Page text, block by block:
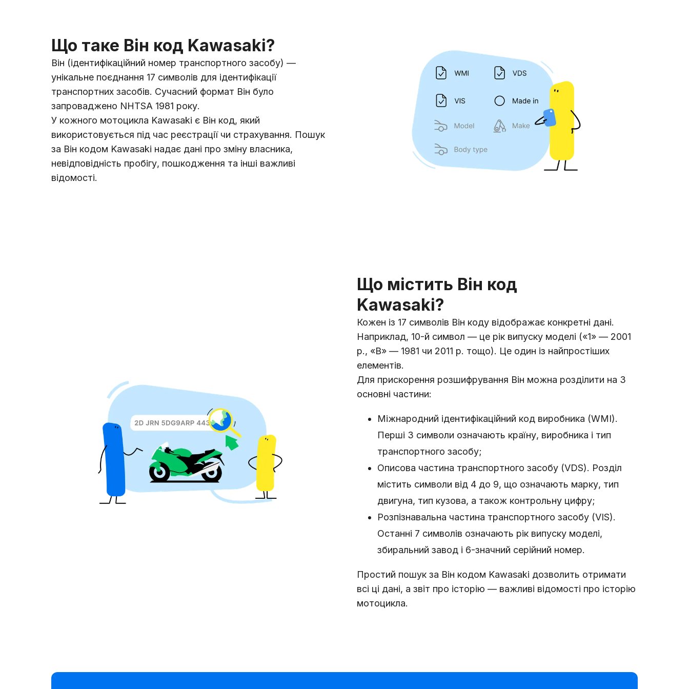
Що таке Він код Kawasaki?
Він (ідентифікаційний номер транспортного засобу) —
унікальне поєднання 17 символів для ідентифікації
транспортних засобів. Сучасний формат Він було
запроваджено NHTSA 1981 року.
У кожного мотоцикла Kawasaki є Він код, який
використовується під час реєстрації чи страхування. Пошук
за Він кодом Kawasaki надає дані про зміну власника,
невідповідність пробігу, пошкодження та інші важливі
відомості.
Що містить Він код
Kawasaki?
Кожен із 17 символів Він коду відображає конкретні дані.
Наприклад, 10-й символ — це рік випуску моделі («1» — 2001
р., «B» — 1981 чи 2011 р. тощо). Це один із найпростіших
елементів.
Для прискорення розшифрування Він можна розділити на 3
основні частини:
Міжнародний ідентифікаційний код виробника (WMI).
Перші 3 символи означають країну, виробника і тип
транспортного засобу;
Описова частина транспортного засобу (VDS). Розділ
містить символи від 4 до 9, що означають марку, тип
двигуна, тип кузова, а також контрольну цифру;
Розпізнавальна частина транспортного засобу (VIS).
Останні 7 символів означають рік випуску моделі,
збиральний завод і 6-значний серійний номер.
Простий пошук за Він кодом Kawasaki дозволить отримати
всі ці дані, а звіт про історію — важливі відомості про історію
мотоцикла.